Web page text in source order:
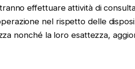
effettuare attività di
nel rispetto delle
nonché la loro esattezza,